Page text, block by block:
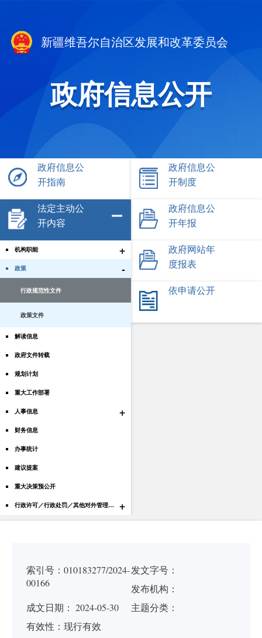
新疆维吾尔自治区发展和改革委员会
政府信息公开
政府信息公
开指南
政府信息公
开制度
法定主动公
开内容
机构职能 +
政策 -
行政规范性文件
政策文件
解读信息
政府文件转载
规划计划
重大工作部署
人事信息 +
财务信息
办事统计
建议提案
重大决策预公开
行政许可／行政处罚／其他对外管理服务结果 +
政府信息公
开年报
政府网站年
度报表
依申请公开
索引号： 010183277/2024-
00166
发文字号：
发布机构：
成文日期： 2024-05-30
主题分类：
有效性： 现行有效